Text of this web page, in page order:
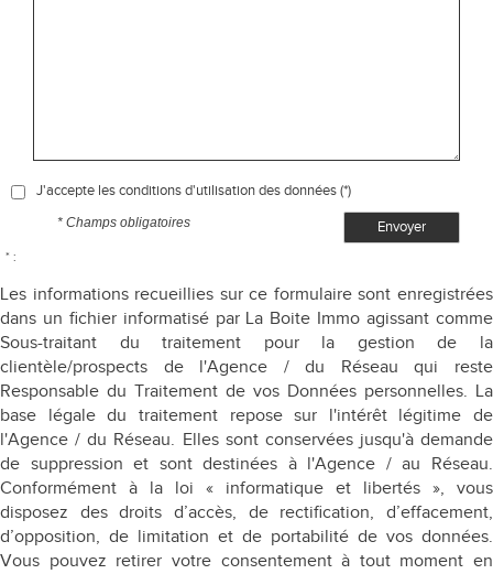
J'accepte les conditions d'utilisation des données (*)
Envoyer
* Champs obligatoires
* :
Les informations recueillies sur ce formulaire sont enregistrées
dans un fichier informatisé par La Boite Immo agissant comme
Sous-traitant du traitement pour la gestion de la
clientèle/prospects de l'Agence / du Réseau qui reste
Responsable du Traitement de vos Données personnelles. La
base légale du traitement repose sur l'intérêt légitime de
l'Agence / du Réseau. Elles sont conservées jusqu'à demande
de suppression et sont destinées à l'Agence / au Réseau.
Conformément à la loi « informatique et libertés », vous
disposez des droits d’accès, de rectification, d’effacement,
d’opposition, de limitation et de portabilité de vos données.
Vous pouvez retirer votre consentement à tout moment en